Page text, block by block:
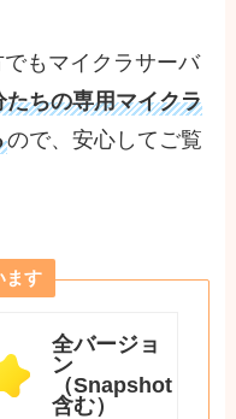
もマイクラサーバ
たちの専用マイクラ
ので、安心してご覧
ます
全バージョ
ン
（Snapshot
含む）